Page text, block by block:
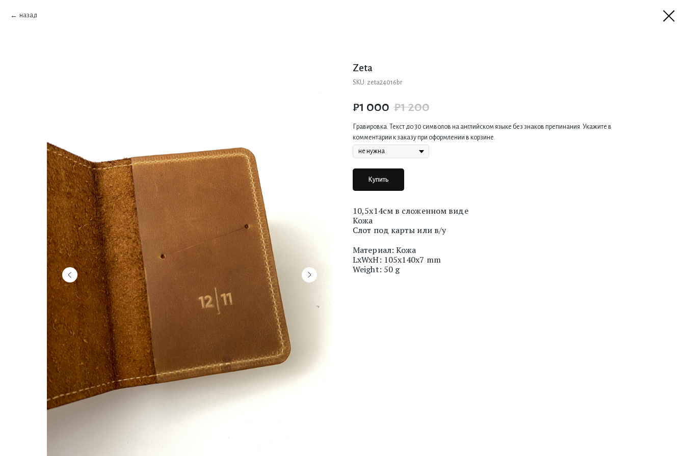
назад
Zeta
SKU: zeta24016br
₽1 000 ₽1 200
Гравировка. Текст до 30 символов на английском языке без знаков препинания. Укажите в
комментарии к заказу при оформлении в корзине.
Купить
10,5х14см в сложенном виде
Кожа
Слот под карты или в/у
Материал: Кожа
LxWxH: 105x140x7 mm
Weight: 50 g